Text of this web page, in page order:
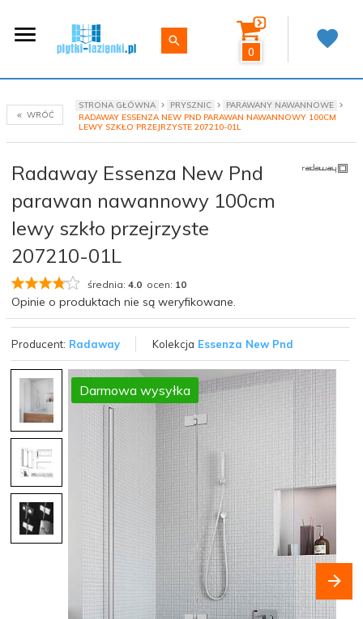
0
WRÓĆ
STRONA GŁÓWNA PRYSZNIC
PARAWANY NAWANNOWE
RADAWAY ESSENZA NEW PND PARAWAN NAWANNOWY 100CM
LEWY SZKŁO PRZEJRZYSTE 207210-01L
Producent: Radaway Kolekcja Essenza New Pnd
Darmowa wysyłka
Radaway Essenza New Pnd
parawan nawannowy 100cm
lewy szkło przejrzyste
207210-01L
średnia: 4.0 ocen: 10
Opinie o produktach nie są weryfikowane.